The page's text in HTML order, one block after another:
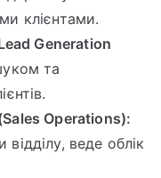
клієнтами.
Generation
та
Operations):
веде облік